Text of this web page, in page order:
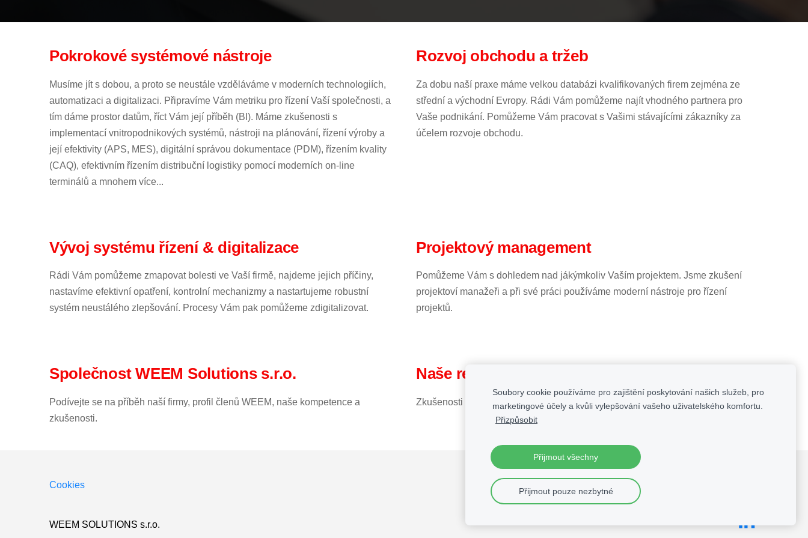
Pokrokové systémové nástroje
Musíme jít s dobou, a proto se neustále vzděláváme v moderních technologiích,
automatizaci a digitalizaci. Připravíme Vám metriku pro řízení Vaší společnosti, a
tím dáme prostor datům, říct Vám její příběh (BI). Máme zkušenosti s
implementací vnitropodnikových systémů, nástroji na plánování, řízení výroby a
její efektivity (APS, MES), digitální správou dokumentace (PDM), řízením kvality
(CAQ), efektivním řízením distribuční logistiky pomocí moderních on-line
terminálů a mnohem více...
Rozvoj obchodu a tržeb
Za dobu naší praxe máme velkou databázi kvalifikovaných firem zejména ze
střední a východní Evropy. Rádi Vám pomůžeme najít vhodného partnera pro
Vaše podnikání. Pomůžeme Vám pracovat s Vašimi stávajícími zákazníky za
účelem rozvoje obchodu.
Vývoj systému řízení & digitalizace
Rádi Vám pomůžeme zmapovat bolesti ve Vaší firmě, najdeme jejich příčiny,
nastavíme efektivní opatření, kontrolní mechanizmy a nastartujeme robustní
systém neustálého zlepšování. Procesy Vám pak pomůžeme zdigitalizovat.
Projektový management
Pomůžeme Vám s dohledem nad jákýmkoliv Vaším projektem. Jsme zkušení
projektoví manažeři a při své práci používáme moderní nástroje pro řízení
projektů.
Společnost WEEM Solutions s.r.o.
Podívejte se na příběh naší firmy, profil členů WEEM, naše kompetence a
zkušenosti.
Naše reference
Zkušenosti firem, které s námi realizovaly zakázky
Cookies
WEEM SOLUTIONS s.r.o.
Soubory cookie používáme pro zajištění poskytování našich služeb, pro
marketingové účely a kvůli vylepšování vašeho uživatelského komfortu.
Přizpůsobit
Přijmout všechny
Přijmout pouze nezbytné